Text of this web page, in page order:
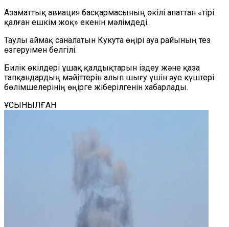
Азаматтық авиация басқармасының өкілі апаттан «тірі
қалған ешкім жоқ» екенін мәлімдеді.
Таулы аймақ саналатын Кукута өңірі ауа райының тез
өзгеруімен белгілі.
Билік өкілдері ұшақ қалдықтарын іздеу және қаза
тапқандардың мәйіттерін алып шығу үшін әуе күштері
бөлімшелерінің өңірге жіберілгенін хабарлады.
ҰСЫНЫЛҒАН